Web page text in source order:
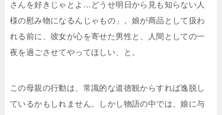
さんを好きじゃとよ…どうせ明日から見も知らない人
様の慰み物になるんじゃもの」。娘が商品として扱わ
れる前に、彼女が心を寄せた男性と、人間としての一
夜を過ごさせてやってほしい、と。
この母親の行動は、常識的な道徳観からすれば逸脱し
ているかもしれません。しかし物語の中では、娘に与